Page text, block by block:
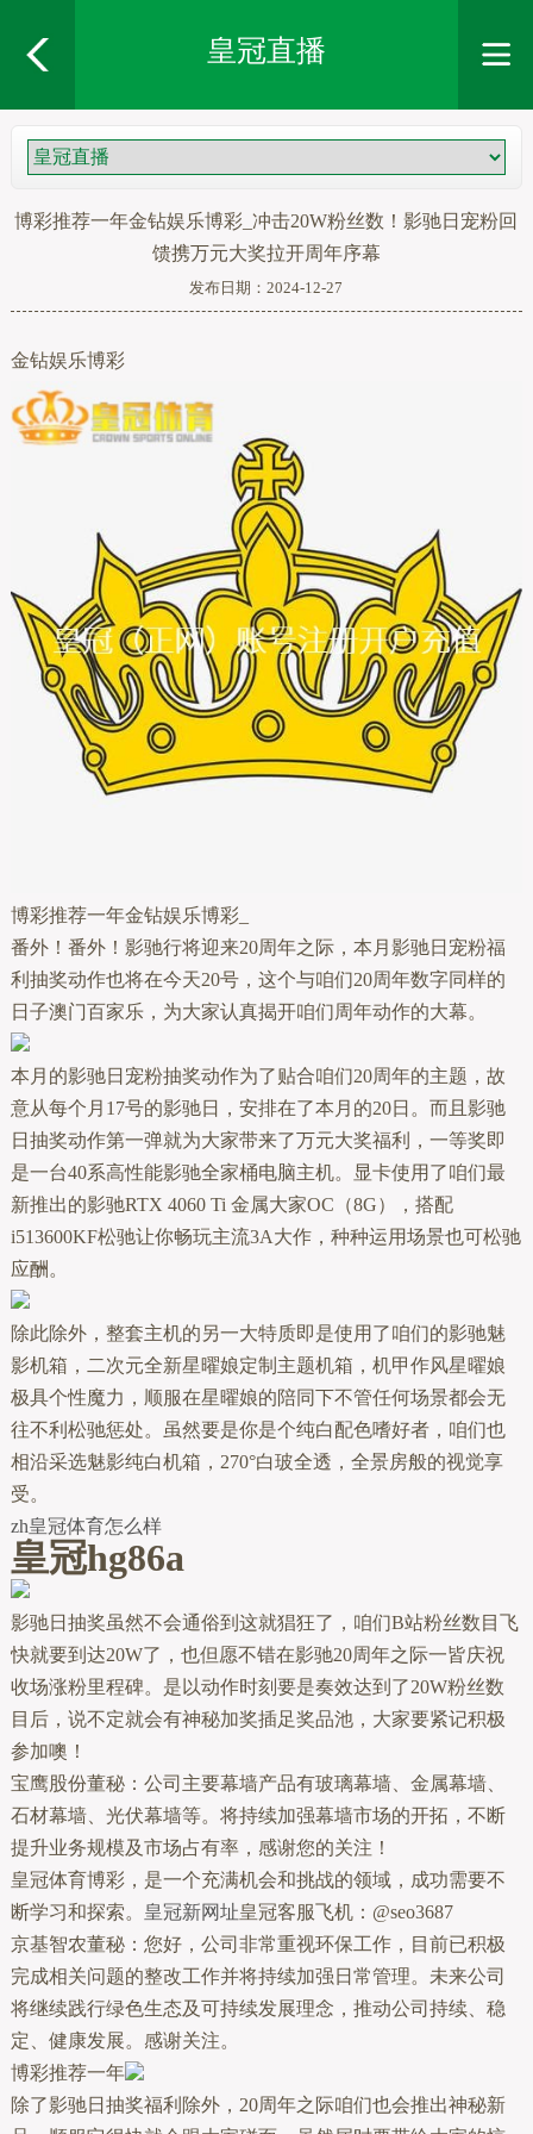
皇冠直播
博彩推荐一年金钻娱乐博彩_冲击20W粉丝数！影驰日宠粉回
馈携万元大奖拉开周年序幕
发布日期：2024-12-27
金钻娱乐博彩
博彩推荐一年金钻娱乐博彩_
番外！番外！影驰行将迎来20周年之际，本月影驰日宠粉福
利抽奖动作也将在今天20号，这个与咱们20周年数字同样的
日子澳门百家乐，为大家认真揭开咱们周年动作的大幕。
本月的影驰日宠粉抽奖动作为了贴合咱们20周年的主题，故
意从每个月17号的影驰日，安排在了本月的20日。而且影驰
日抽奖动作第一弹就为大家带来了万元大奖福利，一等奖即
是一台40系高性能影驰全家桶电脑主机。显卡使用了咱们最
新推出的影驰RTX 4060 Ti 金属大家OC（8G），搭配
i513600KF松驰让你畅玩主流3A大作，种种运用场景也可松驰
应酬。
除此除外，整套主机的另一大特质即是使用了咱们的影驰魅
影机箱，二次元全新星曜娘定制主题机箱，机甲作风星曜娘
极具个性魔力，顺服在星曜娘的陪同下不管任何场景都会无
往不利松驰惩处。虽然要是你是个纯白配色嗜好者，咱们也
相沿采选魅影纯白机箱，270°白玻全透，全景房般的视觉享
受。
zh皇冠体育怎么样
皇冠hg86a
影驰日抽奖虽然不会通俗到这就猖狂了，咱们B站粉丝数目飞
快就要到达20W了，也但愿不错在影驰20周年之际一皆庆祝
收场涨粉里程碑。是以动作时刻要是奏效达到了20W粉丝数
目后，说不定就会有神秘加奖插足奖品池，大家要紧记积极
参加噢！
宝鹰股份董秘：公司主要幕墙产品有玻璃幕墙、金属幕墙、
石材幕墙、光伏幕墙等。将持续加强幕墙市场的开拓，不断
提升业务规模及市场占有率，感谢您的关注！
皇冠体育博彩，是一个充满机会和挑战的领域，成功需要不
断学习和探索。 皇冠新网址皇冠客服飞机：@seo3687
京基智农董秘：您好，公司非常重视环保工作，目前已积极
完成相关问题的整改工作并将持续加强日常管理。未来公司
将继续践行绿色生态及可持续发展理念，推动公司持续、稳
定、健康发展。感谢关注。
博彩推荐一年
除了影驰日抽奖福利除外，20周年之际咱们也会推出神秘新